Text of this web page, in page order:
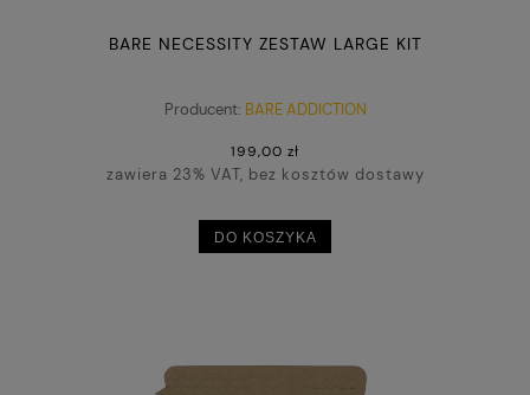
BARE NECESSITY ZESTAW LARGE KIT
Producent: BARE ADDICTION
199,00 zł
zawiera 23% VAT, bez kosztów dostawy
DO KOSZYKA